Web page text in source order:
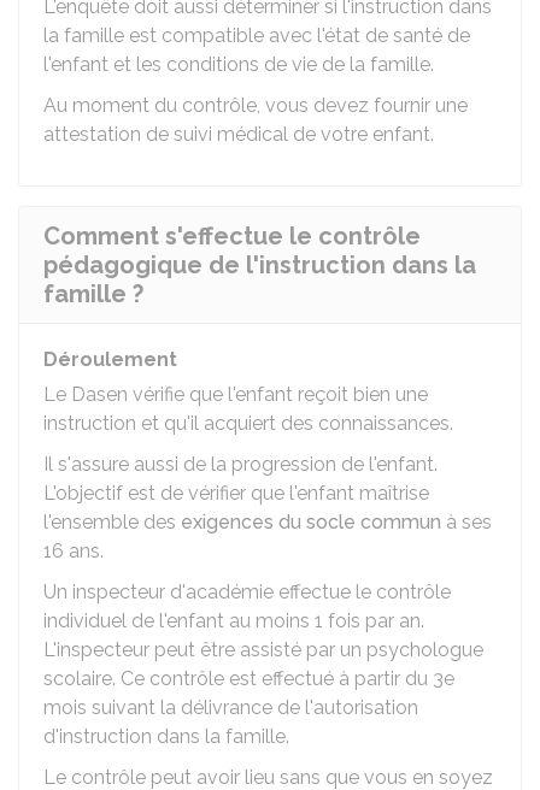
L'enquête doit aussi déterminer si l'instruction dans
la famille est compatible avec l'état de santé de
l'enfant et les conditions de vie de la famille.
Au moment du contrôle, vous devez fournir une
attestation de suivi médical de votre enfant.
Comment s'effectue le contrôle
pédagogique de l'instruction dans la
famille ?
Déroulement
Le Dasen vérifie que l'enfant reçoit bien une
instruction et qu'il acquiert des connaissances.
Il s'assure aussi de la progression de l'enfant.
L'objectif est de vérifier que l'enfant maîtrise
l'ensemble des exigences du socle commun à ses
16 ans.
Un inspecteur d'académie effectue le contrôle
individuel de l'enfant au moins 1 fois par an.
L'inspecteur peut être assisté par un psychologue
scolaire. Ce contrôle est effectué à partir du 3e
mois suivant la délivrance de l'autorisation
d'instruction dans la famille.
Le contrôle peut avoir lieu sans que vous en soyez